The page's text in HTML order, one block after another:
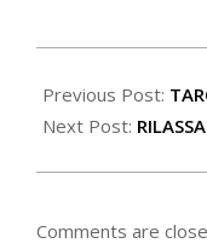
10-
03
Previous Post:
Next Post:
Comments are